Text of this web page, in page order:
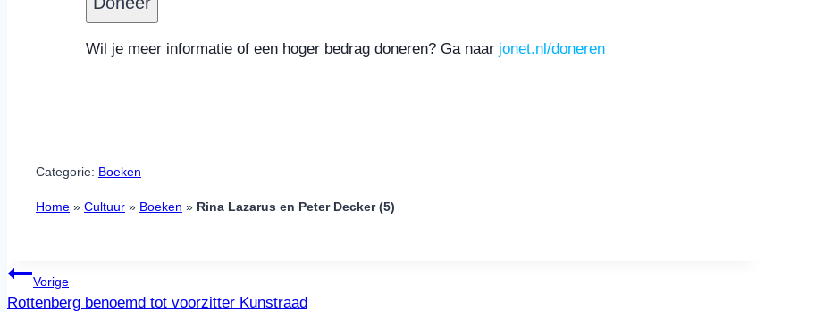
Discover,
MasterCard,
Wil je meer informatie of een hoger bedrag doneren? Ga naar jonet.nl/doneren
Categorie: Boeken
Home » Cultuur » Boeken » Rina Lazarus en Peter Decker (5)
Bericht
navigatie
Vorige
Rottenberg benoemd tot voorzitter Kunstraad